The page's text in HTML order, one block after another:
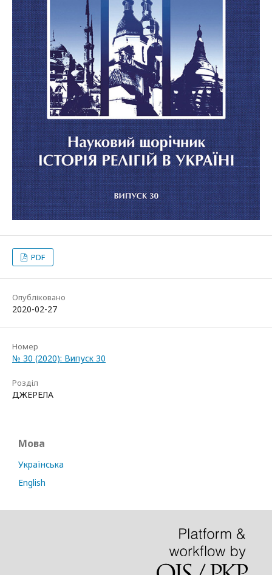
PDF
Опубліковано
2020-02-27
Номер
№ 30 (2020): Випуск 30
Розділ
ДЖЕРЕЛА
Мова
Українська
English